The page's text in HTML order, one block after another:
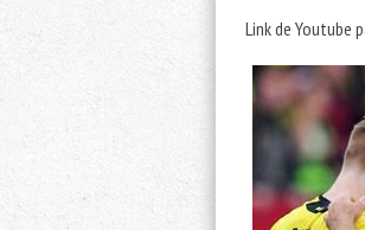
Link de Youtube